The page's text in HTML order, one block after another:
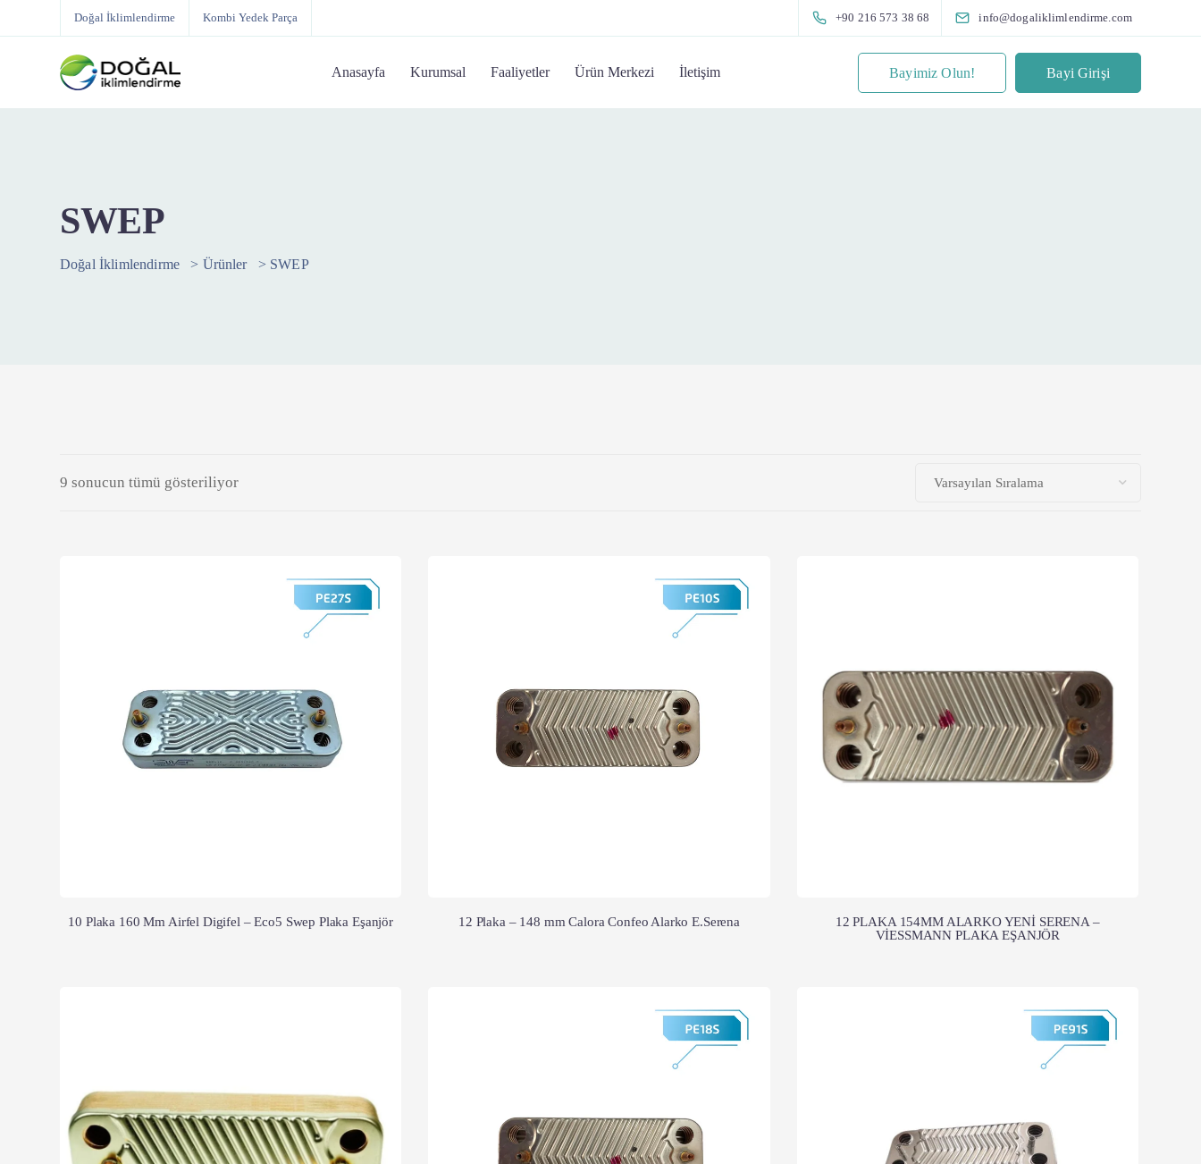
Doğal İklimlendirme Kombi Yedek Parça +90 216 573 38 68 info@dogaliklimlendirme.com
Anasayfa Kurumsal Faaliyetler Ürün Merkezi İletişim Bayimiz Olun! Bayi Girişi
SWEP
Doğal İklimlendirme > Ürünler > SWEP
9 sonucun tümü gösteriliyor
10 Plaka 160 Mm Airfel Digifel – Eco5 Swep Plaka Eşanjör 12 Plaka – 148 mm Calora Confeo Alarko E.Serena
12 PLAKA 154MM ALARKO YENİ SERENA –
VİESSMANN PLAKA EŞANJÖR